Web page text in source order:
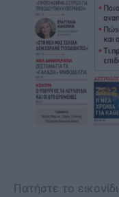
Πατήστε το